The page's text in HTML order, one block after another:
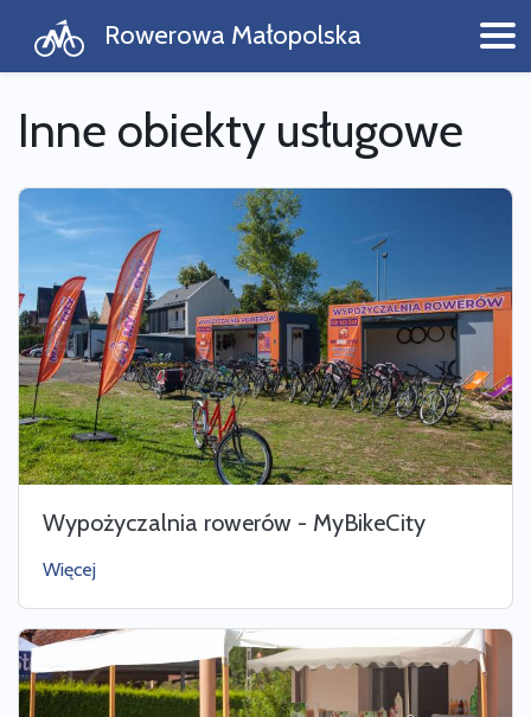
Rowerowa Małopolska
Inne obiekty usługowe
Wypożyczalnia rowerów - MyBikeCity
Więcej